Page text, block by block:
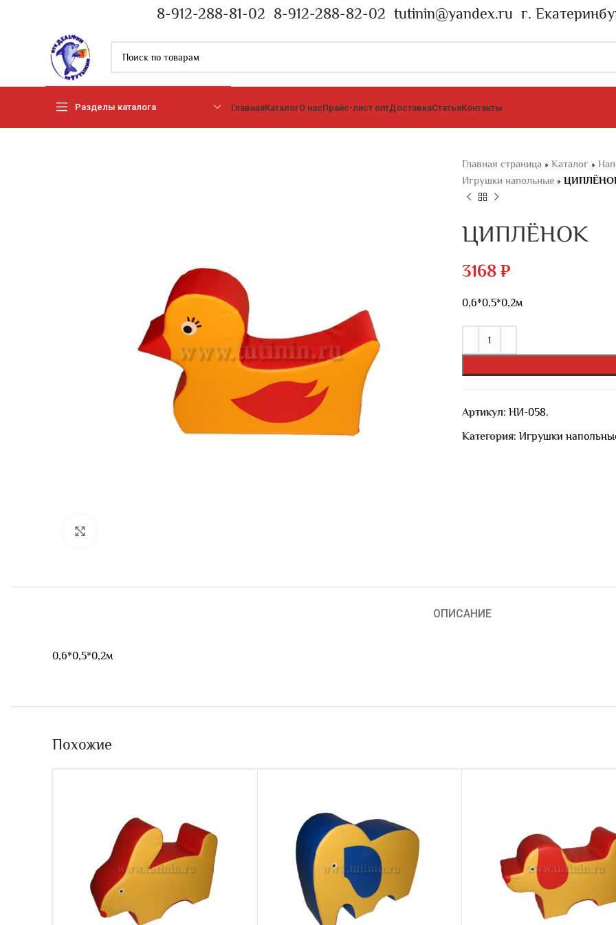
8-912-288-81-02 8-912-288-82-02 tutinin@yandex.ru г.
Разделы каталога ГлавнаяКаталогО насПрайс-лист оптДоставкаСтатьиКонтакты
Главная страница » Каталог »
Игрушки напольные »
ЦИПЛЁНОК
3168 ₽
0,6*0,5*0,2м
Артикул: НИ-058.
Категория: Игрушки
ОПИСАНИЕ
0,6*0,5*0,2м
Похожие